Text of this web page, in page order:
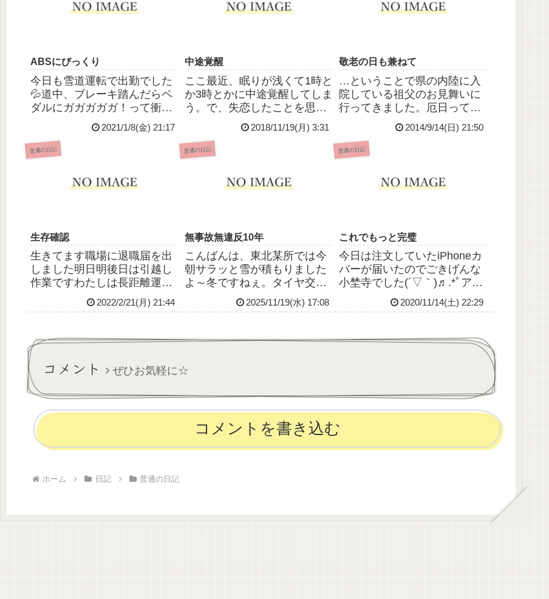
ABSにびっくり
今日も雪道運転で出勤でした
💦道中、ブレーキ踏んだらペ
ダルにガガガガガ！って衝撃
が来て、やばいブレーキ故
障？！！ってすごい恐怖を感
じながら運転して職場に到
着、仕事帰りに車やさんで見
たのかというと、雪道で強め
2021/1/8(金) 21:17
中途覚醒
ここ最近、眠りが浅くて1時と
か3時とかに中途覚醒してしま
う。で、失恋したことを思い
出しては寂しいと泣くパター
ン。わたしばかなんじゃない
のと思う
2018/11/19(月) 3:31
敬老の日も兼ねて
…ということで県の内陸に入
院している祖父のお見舞いに
行ってきました。厄日ってま
さにこんな日のことを言うん
だろうなーという、不測の事
態に見舞われまくった一日で
した。トラブル続きだったけ
く、むしろポジティブに捉え
2014/9/14(日) 21:50
普通の日記
生存確認
生きてます職場に退職届を出
しました明日明後日は引越し
作業ですわたしは長距離運転
担当高速も走るけど頑張るよ
住み慣れた地元を離れるのは
ろ、怖いけど前向きに生きた
いです
2022/2/21(月) 21:44
普通の日記
無事故無違反10年
こんばんは、東北某所では今
朝サラッと雪が積もりました
よ～冬ですねぇ。タイヤ交換
早めにやってて良かったで
す。わたし、免許更新は来年
なので、適性相談？というの
続きして...
2025/11/19(水) 17:08
普通の日記
これでもっと完璧
今日は注文していたiPhoneカ
バーが届いたのでごきげんな
小埜寺でした(´▽｀)♬.*ﾟアリ
エルモチーフのカバーです。
かわいいです✨せっかく
ーム画面もカスタムしてかわ
いい感じにしたい！と思った
2020/11/14(土) 22:29
コメント ぜひお気軽に☆
コメントを書き込む
ホーム 日記 普通の日記